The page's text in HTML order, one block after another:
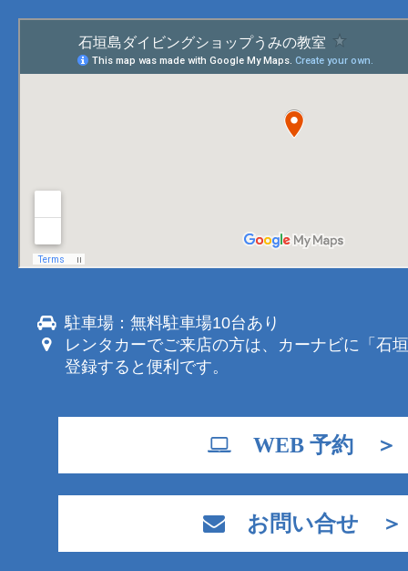
駐車場：無料駐車場10台あり
レンタカーでご来店の方は、カーナビに「石
登録すると便利です。
WEB 予約 ＞
お問い合せ ＞